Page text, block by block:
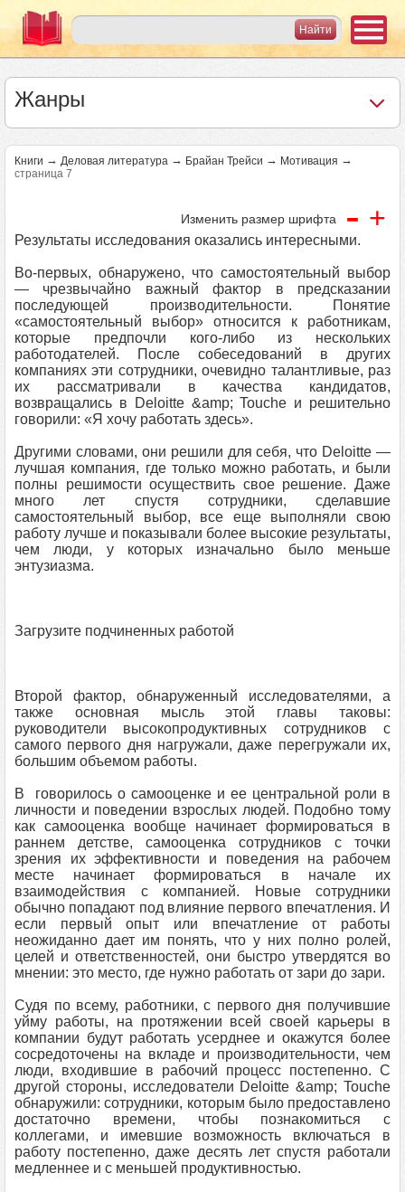
Жанры
Книги → Деловая литература → Брайан Трейси → Мотивация →
страница 7
Изменить размер шрифта - +
Результаты исследования оказались интересными.
Во-первых, обнаружено, что самостоятельный выбор
— чрезвычайно важный фактор в предсказании
последующей производительности. Понятие
«самостоятельный выбор» относится к работникам,
которые предпочли кого-либо из нескольких
работодателей. После собеседований в других
компаниях эти сотрудники, очевидно талантливые, раз
их рассматривали в качества кандидатов,
возвращались в Deloitte &amp; Touche и решительно
говорили: «Я хочу работать здесь».
Другими словами, они решили для себя, что Deloitte —
лучшая компания, где только можно работать, и были
полны решимости осуществить свое решение. Даже
много лет спустя сотрудники, сделавшие
самостоятельный выбор, все еще выполняли свою
работу лучше и показывали более высокие результаты,
чем люди, у которых изначально было меньше
энтузиазма.
Загрузите подчиненных работой
Второй фактор, обнаруженный исследователями, а
также основная мысль этой главы таковы:
руководители высокопродуктивных сотрудников с
самого первого дня нагружали, даже перегружали их,
большим объемом работы.
В говорилось о самооценке и ее центральной роли в
личности и поведении взрослых людей. Подобно тому
как самооценка вообще начинает формироваться в
раннем детстве, самооценка сотрудников с точки
зрения их эффективности и поведения на рабочем
месте начинает формироваться в начале их
взаимодействия с компанией. Новые сотрудники
обычно попадают под влияние первого впечатления. И
если первый опыт или впечатление от работы
неожиданно дает им понять, что у них полно ролей,
целей и ответственностей, они быстро утвердятся во
мнении: это место, где нужно работать от зари до зари.
Судя по всему, работники, с первого дня получившие
уйму работы, на протяжении всей своей карьеры в
компании будут работать усерднее и окажутся более
сосредоточены на вкладе и производительности, чем
люди, входившие в рабочий процесс постепенно. С
другой стороны, исследователи Deloitte &amp; Touche
обнаружили: сотрудники, которым было предоставлено
достаточно времени, чтобы познакомиться с
коллегами, и имевшие возможность включаться в
работу постепенно, даже десять лет спустя работали
медленнее и с меньшей продуктивностью.